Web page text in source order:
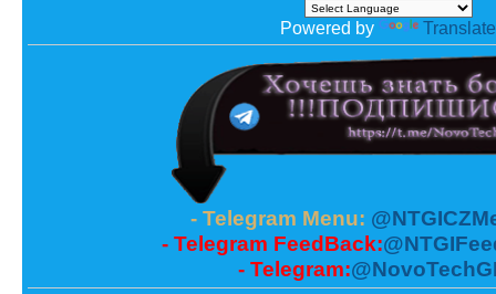
Powered by Translate
- Telegram Menu:
- Telegram FeedBack:
- Telegram: